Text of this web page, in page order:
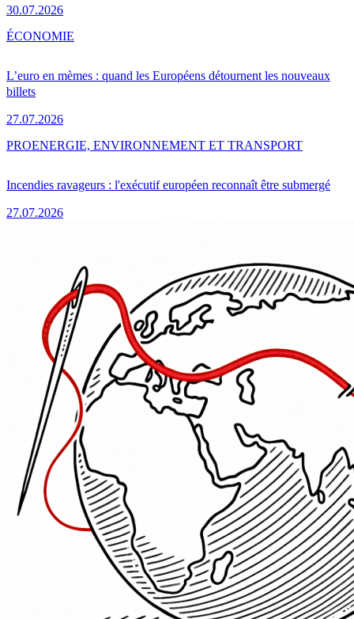
30.07.2026
L’euro en mèmes : quand les Européens détournent les nouveaux
billets
27.07.2026
ÉCONOMIE
Incendies ravageurs : l'exécutif européen reconnaît être submergé
27.07.2026
PROENERGIE, ENVIRONNEMENT ET TRANSPORT